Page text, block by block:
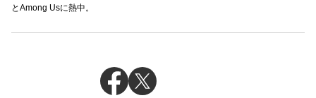
とAmong Usに熱中。